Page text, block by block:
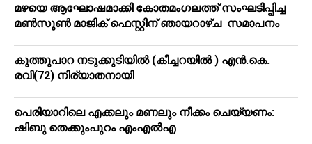
മഴയെ ആഘോഷമാക്കി കോതമംഗലത്ത് സംഘടിപ്പിച്ച
മൺസൂൺ മാജിക് ഫെസ്റ്റിന് ഞായറാഴ്ച സമാപനം
കുത്തുപാറ നടുക്കുടിയിൽ (കീച്ചറയിൽ ) എൻ.കെ.
രവി(72) നിര്യാതനായി
പെരിയാറിലെ എക്കലും മണലും നീക്കം ചെയ്യണം:
ഷിബു തെക്കുംപുറം എംഎൽഎ